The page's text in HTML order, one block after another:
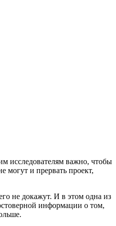
исследователям важно, чтобы
могут и прервать проект,
не докажут. И в этом одна из
информации о том,